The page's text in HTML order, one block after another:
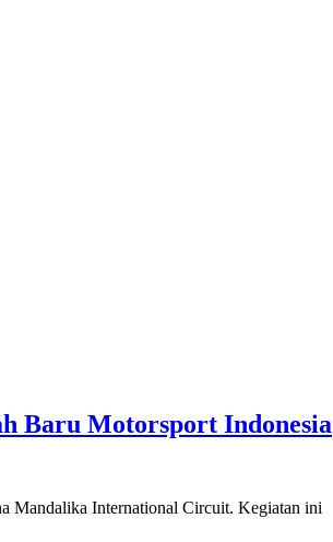
Baru Motorsport Indonesia
Mandalika International Circuit. Kegiatan ini